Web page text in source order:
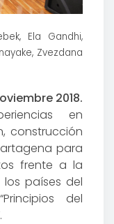
Ela Gandhi,
Zvezdana
2018.
en
construcción
para
frente a la
países del
del